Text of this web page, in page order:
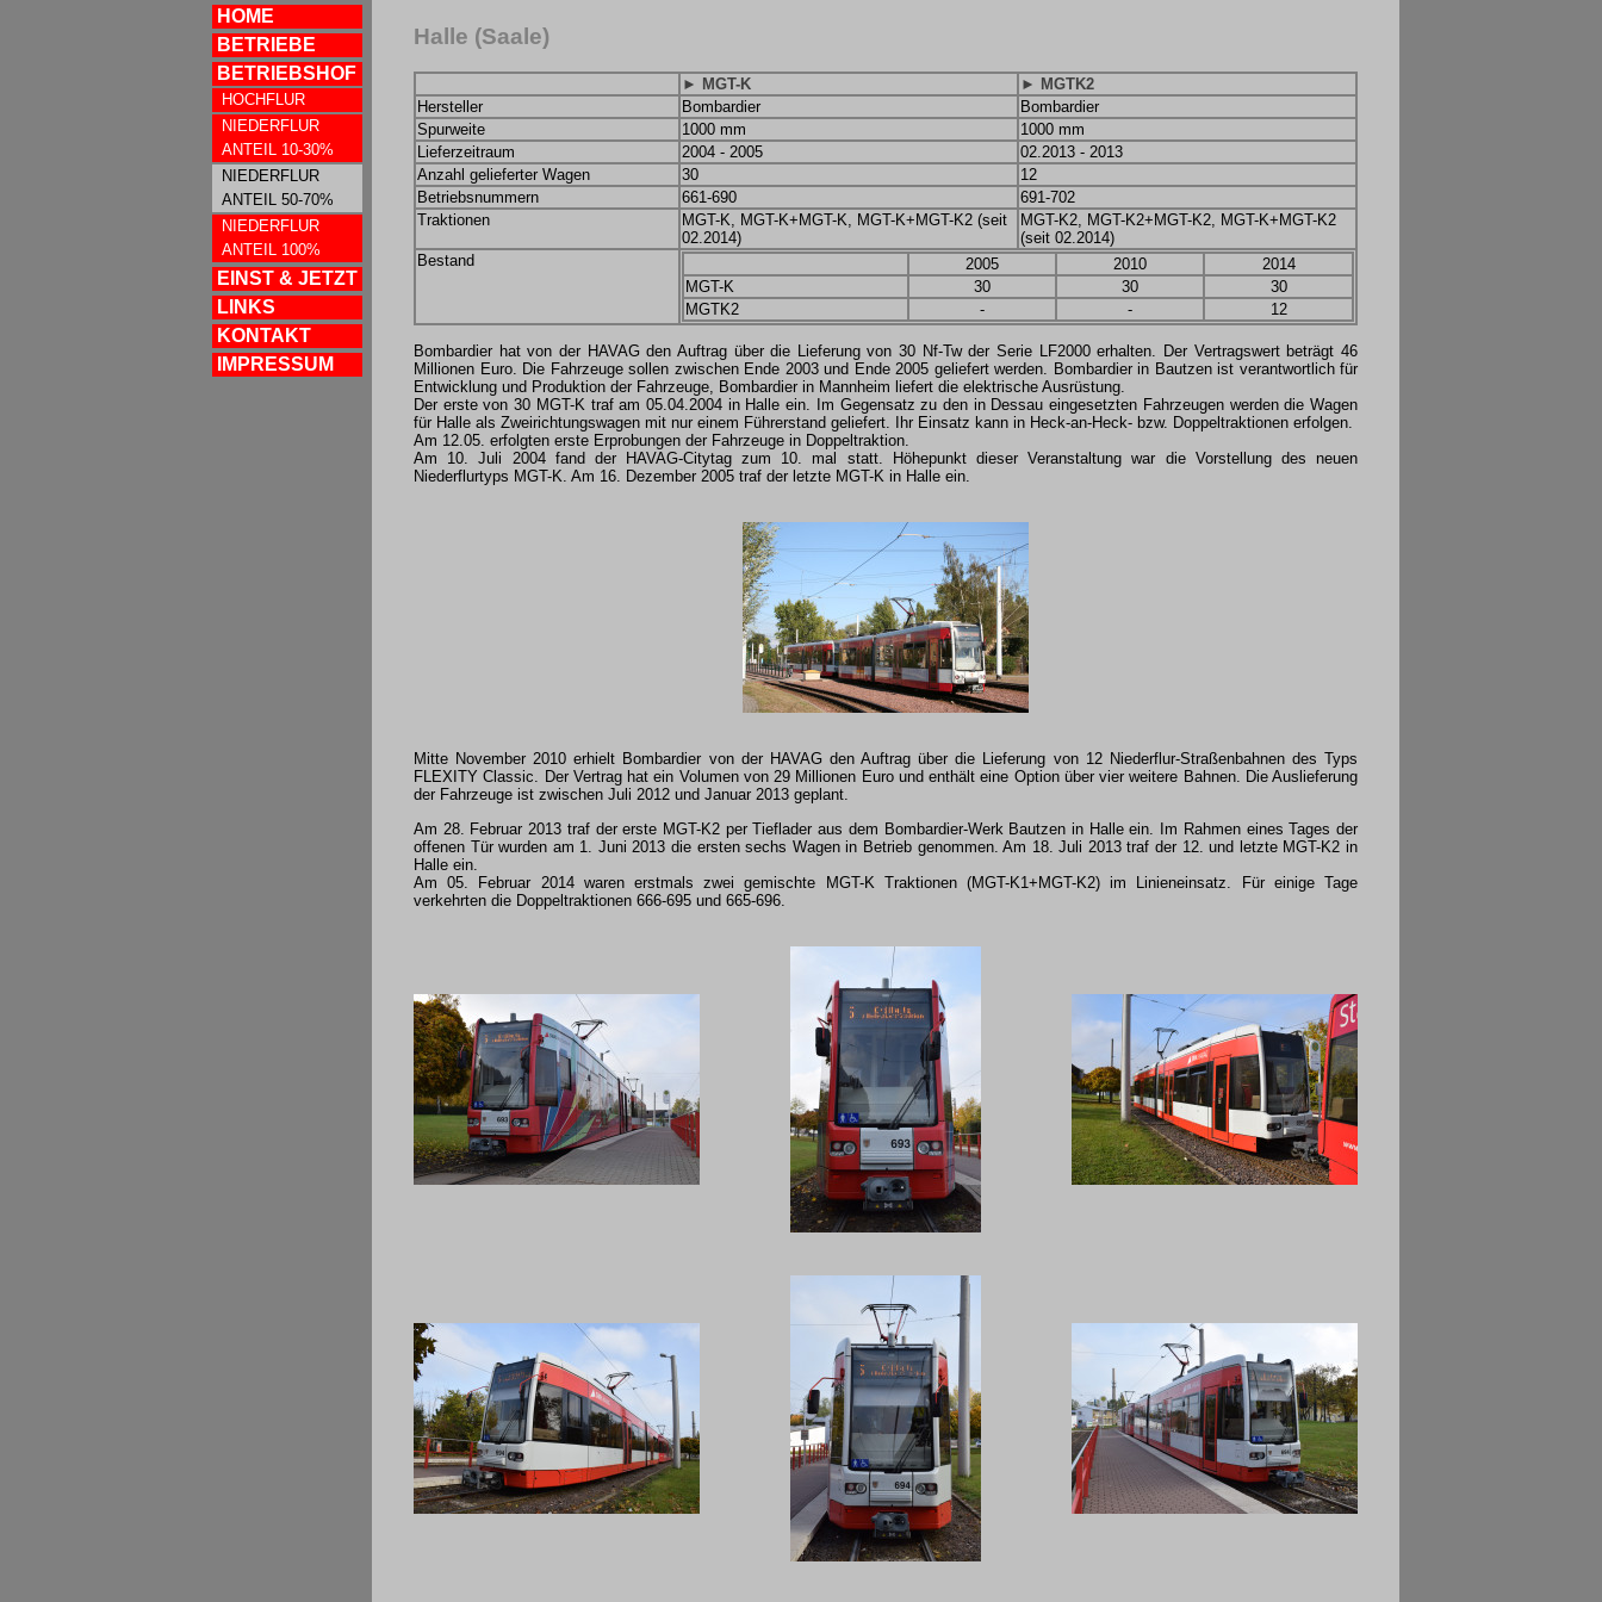
HOME
BETRIEBE
BETRIEBSHOF
HOCHFLUR
NIEDERFLUR
ANTEIL 10-30%
NIEDERFLUR
ANTEIL 50-70%
NIEDERFLUR
ANTEIL 100%
EINST & JETZT
LINKS
KONTAKT
IMPRESSUM
Halle (Saale)
► MGT-K
► MGTK2
Hersteller
Bombardier
Bombardier
Spurweite
1000 mm
1000 mm
Lieferzeitraum
2004 - 2005
02.2013 - 2013
Anzahl gelieferter Wagen
30
12
Betriebsnummern
661-690
691-702
Traktionen
MGT-K, MGT-K+MGT-K, MGT-K+MGT-K2 (seit
02.2014)
MGT-K2, MGT-K2+MGT-K2, MGT-K+MGT-K2
(seit 02.2014)
Bestand
2005 2010
2014
MGT-K
30 30
30
MGTK2
- - 12
Bombardier hat von der HAVAG den Auftrag über die Lieferung von 30 Nf-Tw der Serie LF2000 erhalten. Der Vertragswert beträgt 46
Millionen Euro. Die Fahrzeuge sollen zwischen Ende 2003 und Ende 2005 geliefert werden. Bombardier in Bautzen ist verantwortlich für
Entwicklung und Produktion der Fahrzeuge, Bombardier in Mannheim liefert die elektrische Ausrüstung.
Der erste von 30 MGT-K traf am 05.04.2004 in Halle ein. Im Gegensatz zu den in Dessau eingesetzten Fahrzeugen werden die Wagen
für Halle als Zweirichtungswagen mit nur einem Führerstand geliefert. Ihr Einsatz kann in Heck-an-Heck- bzw. Doppeltraktionen erfolgen.
Am 12.05. erfolgten erste Erprobungen der Fahrzeuge in Doppeltraktion.
Am 10. Juli 2004 fand der HAVAG-Citytag zum 10. mal statt. Höhepunkt dieser Veranstaltung war die Vorstellung des neuen
Niederflurtyps MGT-K. Am 16. Dezember 2005 traf der letzte MGT-K in Halle ein.
Mitte November 2010 erhielt Bombardier von der HAVAG den Auftrag über die Lieferung von 12 Niederflur-Straßenbahnen des Typs
FLEXITY Classic. Der Vertrag hat ein Volumen von 29 Millionen Euro und enthält eine Option über vier weitere Bahnen. Die Auslieferung
der Fahrzeuge ist zwischen Juli 2012 und Januar 2013 geplant.
Am 28. Februar 2013 traf der erste MGT-K2 per Tieflader aus dem Bombardier-Werk Bautzen in Halle ein. Im Rahmen eines Tages der
offenen Tür wurden am 1. Juni 2013 die ersten sechs Wagen in Betrieb genommen. Am 18. Juli 2013 traf der 12. und letzte MGT-K2 in
Halle ein.
Am 05. Februar 2014 waren erstmals zwei gemischte MGT-K Traktionen (MGT-K1+MGT-K2) im Linieneinsatz. Für einige Tage
verkehrten die Doppeltraktionen 666-695 und 665-696.